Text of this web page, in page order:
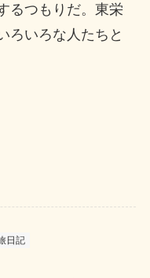
るつもりだ。東栄
ろいろな人たちと
日記